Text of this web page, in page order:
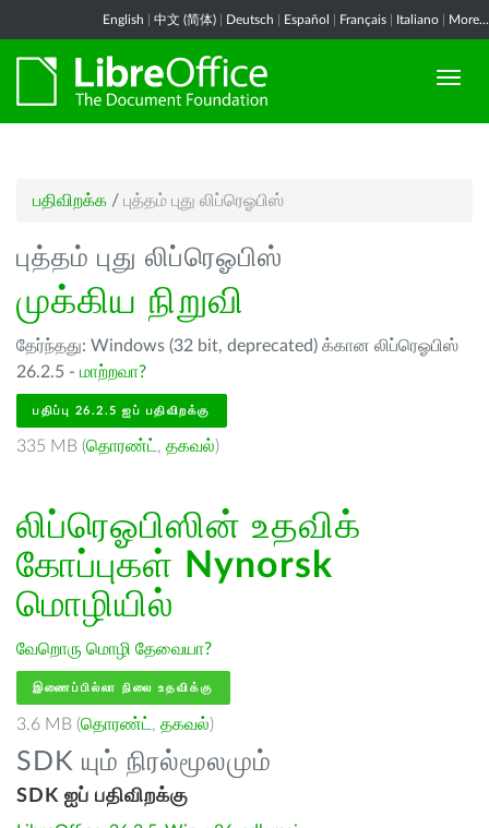
English 中文 (简体) Deutsch Español Français Italiano More...
பதிவிறக்க / புத்தம் புது லிப்ரெஓபிஸ்
புத்தம் புது லிப்ரெஓபிஸ்
முக்கிய நிறுவி
தேர்ந்தது: Windows (32 bit, deprecated) க்கான லிப்ரெஓபிஸ்
26.2.5 - மாற்றவா?
பதிப்பு 26.2.5 ஐப் பதிவிறக்கு
335 MB (தொரண்ட் , தகவல்)
லிப்ரெஓபிஸின் உதவிக்
கோப்புகள் Nynorsk
மொழியில்
வேறொரு மொழி தேவையா?
இணைப்பில்லா நிலை உதவிக்கு
3.6 MB (தொரண்ட் , தகவல்)
SDK யும் நிரல்மூலமும்
SDK ஐப் பதிவிறக்கு